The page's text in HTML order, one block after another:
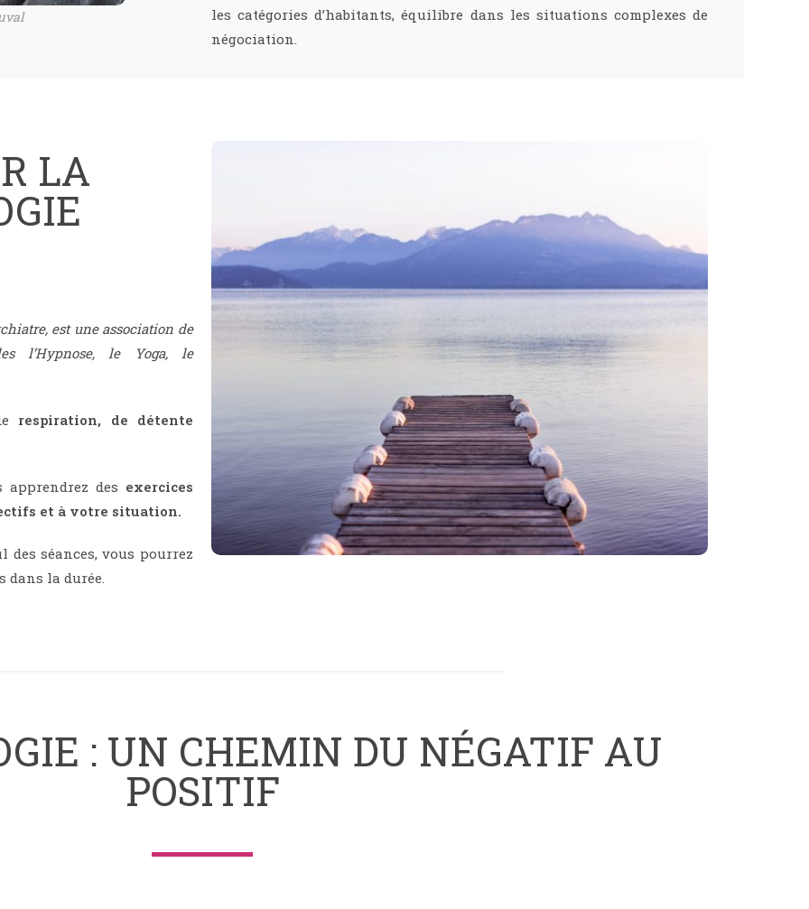
les catégories d’habitants, équilibre dans les situations complexes de
négociation.
LA
est une association de
l’Hypnose, le Yoga, le
respiration, de détente
des exercices
et à votre situation.
des séances, vous pourrez
dans la durée.
: UN CHEMIN DU NÉGATIF AU
POSITIF